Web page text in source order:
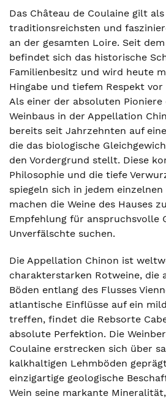
Das Château de Coulaine gilt
traditionsreichsten und
an der gesamten Loire. Seit
befindet sich das historische
Familienbesitz und wird heute
Hingabe und tiefem Respekt
Als einer der absoluten Pioniere
Weinbaus in der Appellation
bereits seit Jahrzehnten auf
die das biologische
den Vordergrund stellt. Diese
Philosophie und die tiefe
spiegeln sich in jedem
machen die Weine des Hauses
Empfehlung für anspruchsvolle
Unverfälschte suchen.
Die Appellation Chinon ist
charakterstarken Rotweine, die
Böden entlang des Flusses
atlantische Einflüsse auf ein
treffen, findet die Rebsorte
absolute Perfektion. Die
Coulaine erstrecken sich über
kalkhaltigen Lehmböden
einzigartige geologische
Wein seine markante